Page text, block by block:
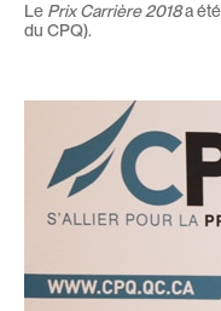
Le Prix Carrière 2018a
du CPQ).